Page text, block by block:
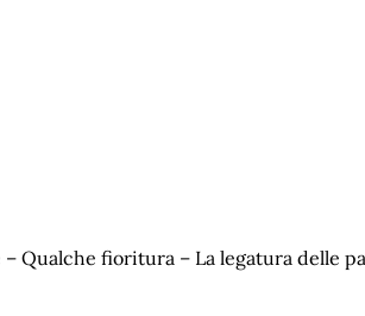
– Qualche fioritura – La legatura delle